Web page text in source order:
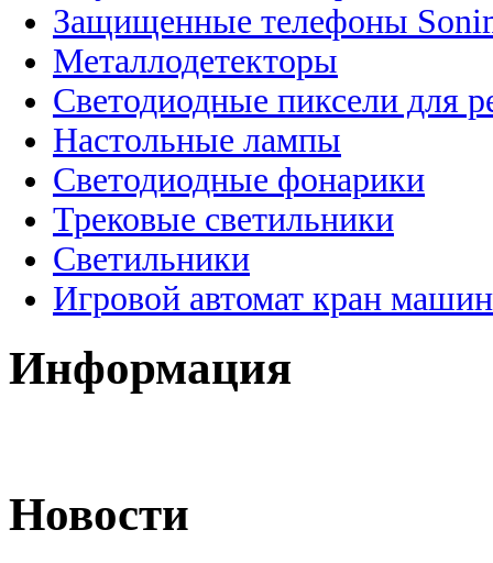
Защищенные телефоны
Металлодетекторы
Светодиодные пиксели для
Настольные лампы
Светодиодные фонарики
Трековые светильники
Светильники
Игровой автомат кран
Информация
Новости